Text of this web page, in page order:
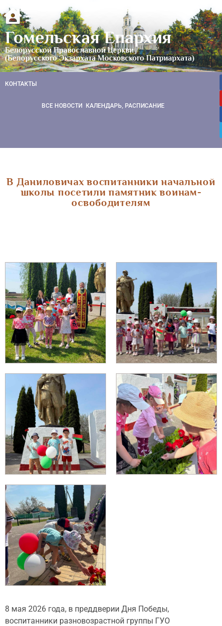
Гомельская Епархия
Белорусской Православной Церкви
(Белорусского Экзархата Московского Патриархата)
КОНТАКТЫ
ВСЕ НОВОСТИ КАЛЕНДАРЬ, РАСПИСАНИЕ
В Даниловичах воспитанники начальной
школы посетили памятник воинам-
освободителям
8 мая 2026 года, в преддверии Дня Победы,
воспитанники разновозрастной группы ГУО